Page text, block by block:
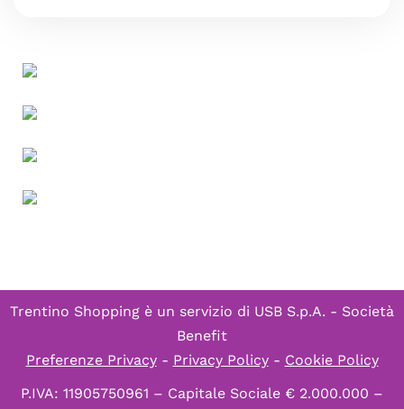
Trentino Shopping è un servizio di USB S.p.A. - Società
Benefit
Preferenze Privacy- Privacy Policy- Cookie Policy
P.IVA: 11905750961 – Capitale Sociale € 2.000.000 –